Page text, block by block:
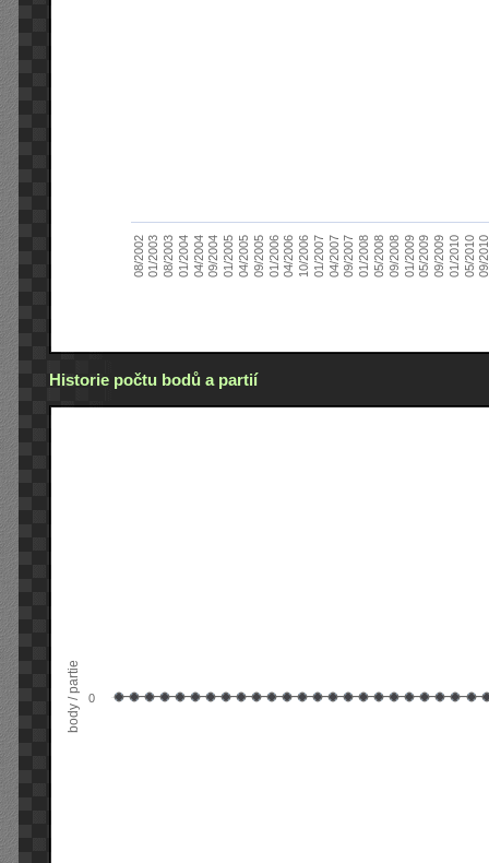
08/200201/200308/200301/200404/200409/200401/200504/200509/200501/200604/200610/200601/200704/200709/200701/200805/200809/200801/200905/200909/200901/201005/201009/
Historie počtu bodů a partií
body / partie 0